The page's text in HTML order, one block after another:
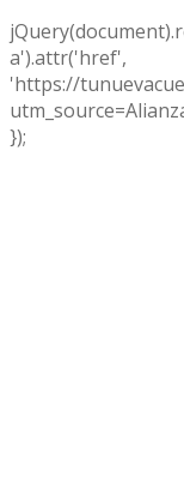
a').attr('href',
'https://
});